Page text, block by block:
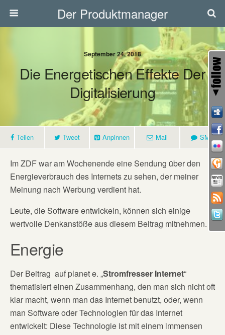
Der Produktmanager
September 24, 2018
Die Energetischen Effekte Der
Digitalisierung
Teilen Tweet Anpinnen Mail SMS
Im ZDF war am Wochenende eine Sendung über den
Energieverbrauch des Internets zu sehen, der meiner
Meinung nach Werbung verdient hat.
Leute, die Software entwickeln, können sich einige
wertvolle Denkanstöße aus diesem Beitrag mitnehmen.
Energie
Der Beitrag auf planet e. „Stromfresser Internet“
thematisiert einen Zusammenhang, den man sich nicht oft
klar macht, wenn man das Internet benutzt, oder, wenn
man Software oder Technologien für das Internet
entwickelt: Diese Technologie ist mit einem immensen